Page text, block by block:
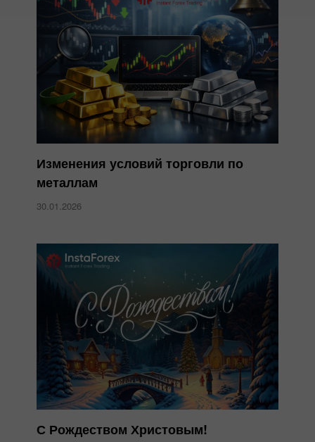
Изменения условий торговли по
металлам
30.01.2026
С Рождеством Христовым!